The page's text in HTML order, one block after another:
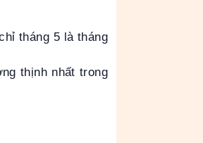
tháng 5 là tháng
thịnh nhất trong